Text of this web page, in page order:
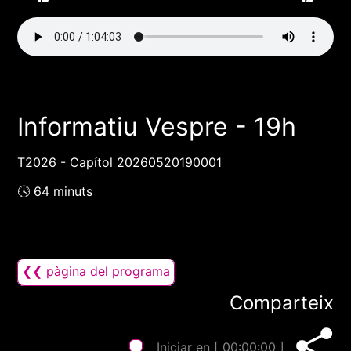
Informatiu Vespre - 19h
T2026 - Capítol 20260520190001
🕓 64 minuts
❮❮ pàgina del programa
Comparteix
Iniciar en [ 00:00:00 ]